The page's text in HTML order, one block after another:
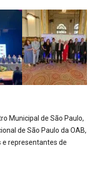
Municipal de São Paulo,
de São Paulo da OAB,
e representantes de